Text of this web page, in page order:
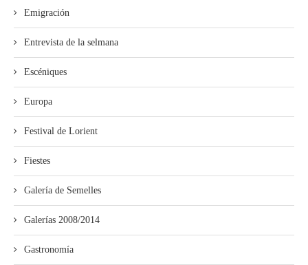
Emigración
Entrevista de la selmana
Escéniques
Europa
Festival de Lorient
Fiestes
Galería de Semelles
Galerías 2008/2014
Gastronomía